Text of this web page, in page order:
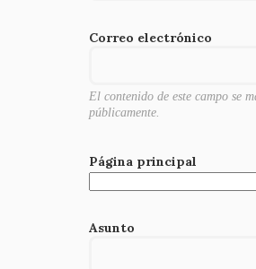
o
Correo electrónico
El contenido de este campo se
públicamente.
Página principal
Asunto